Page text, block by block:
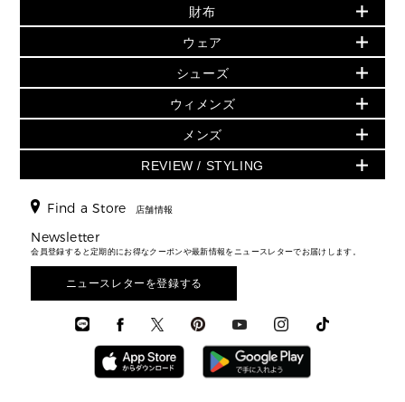
小物
シューズ・靴
ウェア
アクセサリー
時計
▶ メンズ
バッグ
ウェア
アクセサリー
追加アイテム
▶ ウィメンズすべて(ウェア・シューズ除く)
バッグ
財布・小物
ウェア
シューズ
時計・ジュエリー
アクセサリー
メンズ バッグ
メンズ 財布・小物
メンズ シューズ
メンズ ウェア
メンズ 時計・その他
▶ すべて
▶ ウィメンズすべて
財布・小物
アクセサリー
フレグランス
シューズ
▶ メンズすべて
メンズ財布・小物
メンズアクセサリー
メンズウェア
人気の定番アイテム
日本限定 - バッグ
▶ ウィメンズすべて
トートバッグ
ショルダーバッグ
クロスボディ・斜め掛け
トラベル
3 IN 1 / 2 IN 1 バッグ
▶ メンズすべて
財布
日本限定 - 財布・小物
▶ ウィメンズすべて
GREENWICH
折り財布(二つ折り・三つ折り)
長財布
▶ メンズすべて
ウェア
▶ ウィメンズすべて
トップス
スカート・パンツ
ジャケット・アウター
▶ メンズすべて
シューズ
▶ ウィメンズすべて
サンダル
スニーカー
▶ メンズすべて
ウィメンズ
人気の定番アイテム
▶ ウィメンズすべて
▶ バッグすべて
通勤・通学アイテム
3 IN 1 バッグ
ミニ財布・フラグメントケース
メンズ
▶ メンズすべて
財布・小物
時計・ジュエリー
アクセサリー
REVIEW / STYLING
エディターレビュー
Find a Store 店舗情報
Newsletter
会員登録すると定期的にお得なクーポンや最新情報をニュースレターでお届けします。
ニュースレターを登録する